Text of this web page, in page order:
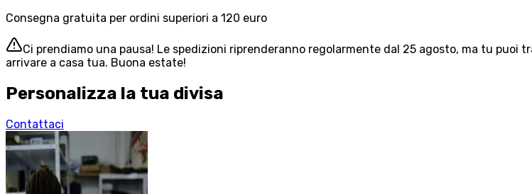
Consegna gratuita per ordini superiori a 120 euro
Ci prendiamo una pausa! Le spedizioni riprenderanno regolarmente dal 25 agosto, ma tu
arrivare a casa tua. Buona estate!
Personalizza la tua divisa
Contattaci